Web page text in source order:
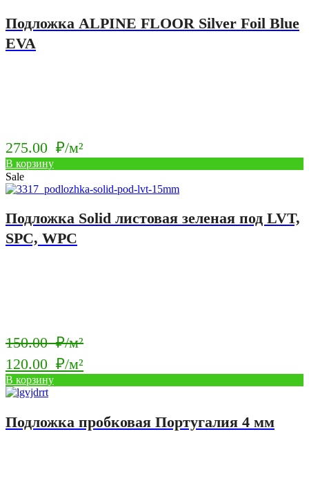
Подложка ALPINE FLOOR Silver Foil Blue
EVA
275.00 ₽/м²
В корзину
Sale
Подложка Solid листовая зеленая под LVT,
SPC, WPC
150.00₽/м²Первоначальная
составляла
м².
120.00 ₽/м²
Текущая
цена:
120.00
В корзину
Подложка пробковая Португалия 4 мм